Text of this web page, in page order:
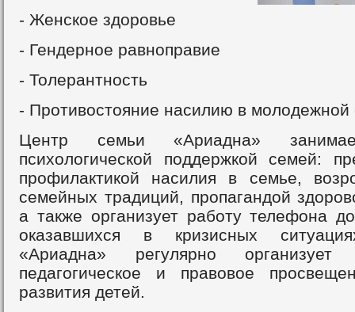
- Женское здоровье
- Гендерное равноправие
- Толерантность
- Противостояние насилию в молодежной
Центр семьи «Ариадна»
психологической поддержкой семей:
профилактикой насилия в семье,
семейных традиций, пропагандой
а также организует работу телефона
оказавшихся в кризисных
«Ариадна» регулярно организует
педагогическое и правовое
развития детей.